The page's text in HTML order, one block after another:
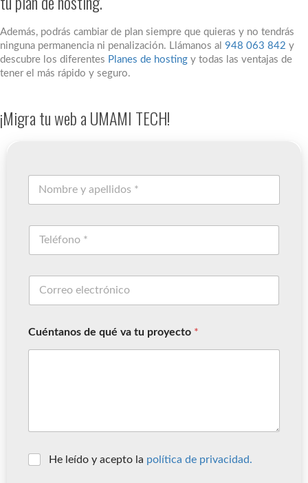
Además, podrás cambiar de plan siempre que quieras y no tendrás
ninguna permanencia ni penalización. Llámanos al 948 063 842 y
descubre los diferentes Planes de hosting y todas las ventajas de
tener el más rápido y seguro.
¡Migra tu web a UMAMI TECH!
Cuéntanos de qué va tu proyecto *
He leído y acepto la política de privacidad.